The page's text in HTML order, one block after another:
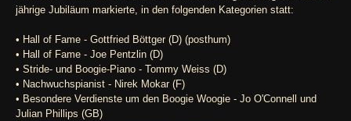
jährige Jubiläum markierte, in den folgenden Kategorien statt:
• Hall of Fame - Gottfried Böttger (D) (posthum)
• Hall of Fame - Joe Pentzlin (D)
• Stride- und Boogie-Piano - Tommy Weiss (D)
• Nachwuchspianist - Nirek Mokar (F)
• Besondere Verdienste um den Boogie Woogie - Jo O'Connell und
Julian Phillips (GB)